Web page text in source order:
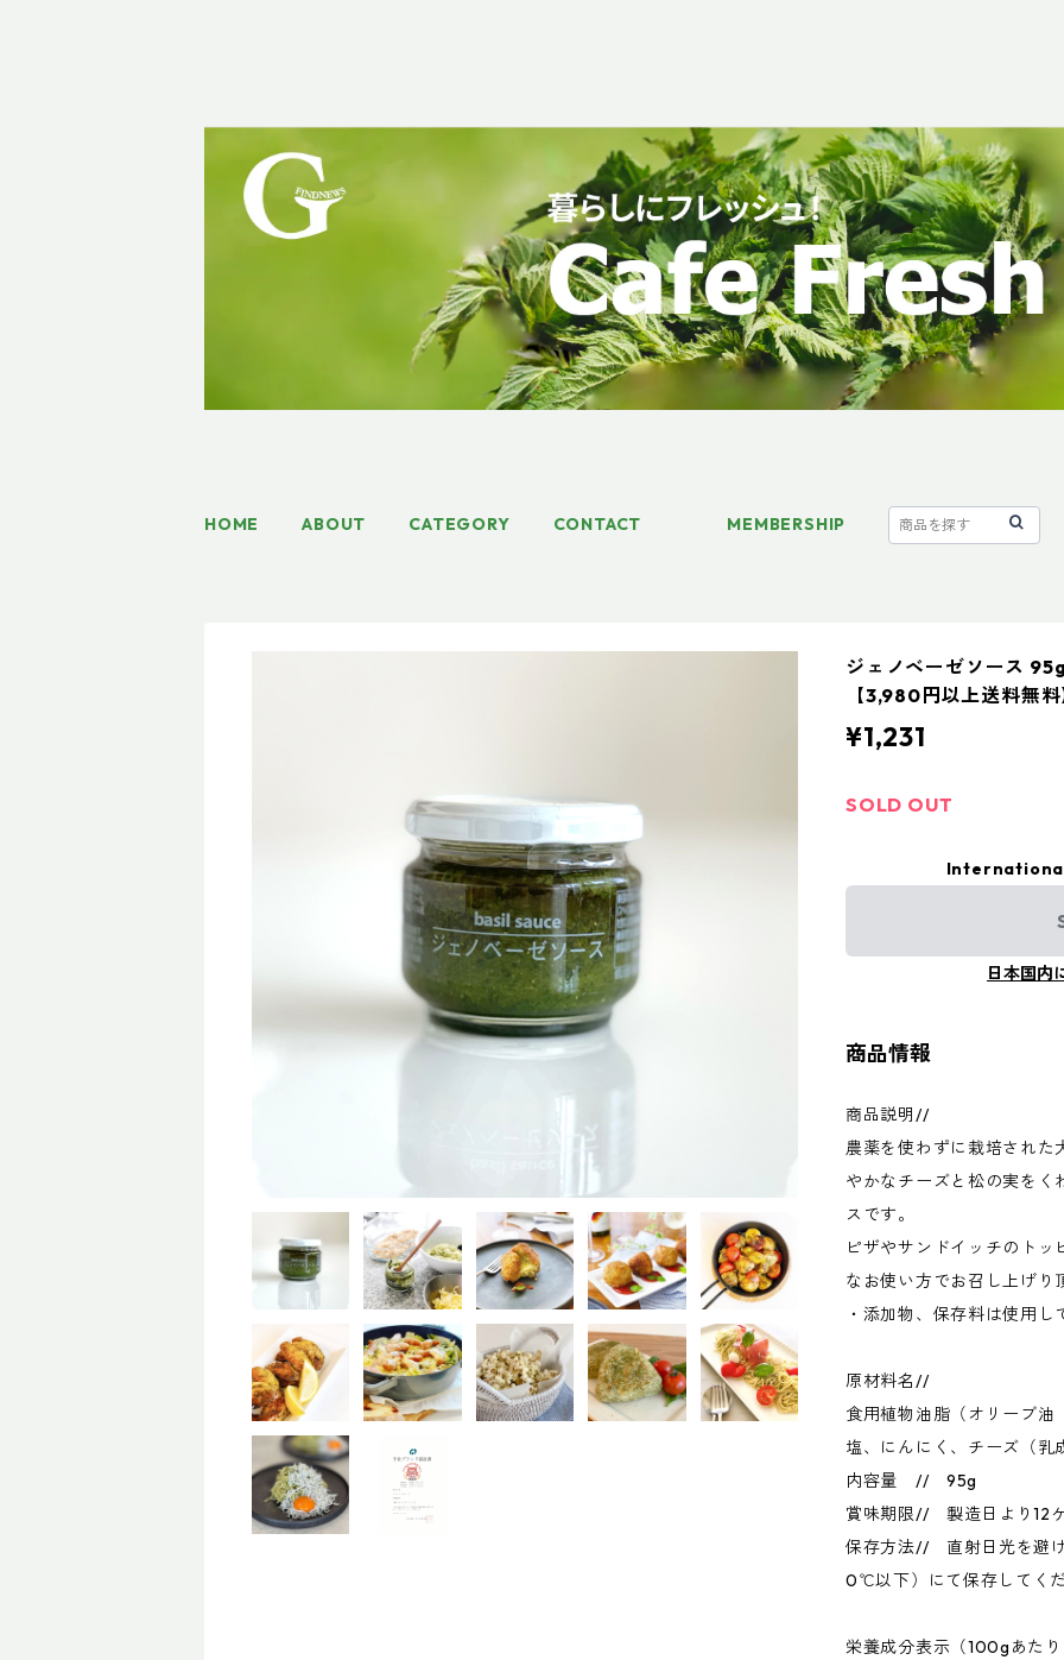
HOME ABOUT CATEGORY CONTACT MEMBERSHIP
ジェノベーゼソース
【3,980円以上送料無
¥1,231
SOLD OUT
日本国内
商品情報
商品説明//
農薬を使わずに栽培された
やかなチーズと松の実をく
スです。
ピザやサンドイッチのトッ
なお使い方でお召し上げり
・添加物、保存料は使用し
原材料名//
食用植物油脂（オリーブ油
塩、にんにく、チーズ（乳
内容量 // 95g
賞味期限// 製造日より12ケ
保存方法// 直射日光を避
0℃以下）にて保存してくだ
栄養成分表示（100gあた